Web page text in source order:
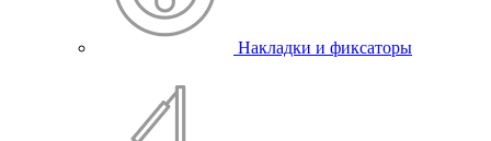
Накладки и фиксаторы